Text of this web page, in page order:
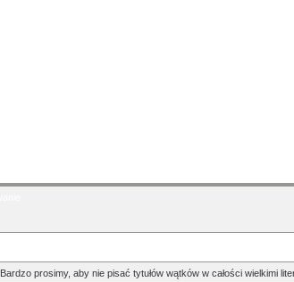
Bardzo prosimy, aby nie pisać tytułów wątków w całości wielkimi